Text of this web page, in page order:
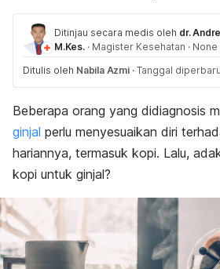
Ditinjau secara medis oleh dr.
M.Kes. · Magister Kesehatan · None
Ditulis oleh Nabila Azmi · Tanggal
Beberapa orang yang didiagnosis
ginjal perlu menyesuaikan diri
hariannya, termasuk kopi. Lalu,
kopi untuk ginjal?